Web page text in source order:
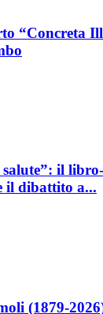
“Concreta
il
il dibattito a...
(1879-